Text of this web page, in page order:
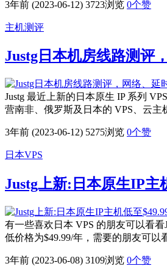
3年前 (2023-06-12) 3723浏览 0个赞
主机测评
Justg日本机房线路测评
Justg 最近上新的日本原生 IP 系列
营南非、俄罗斯及日本的 VPS、云
3年前 (2023-06-12) 5275浏览 0个赞
日本VPS
Justg上新:日本原生IP主
有一些喜欢日本 VPS 的朋友可以看
低价格为$49.99/年，需要的朋友可
3年前 (2023-06-08) 3109浏览 0个赞